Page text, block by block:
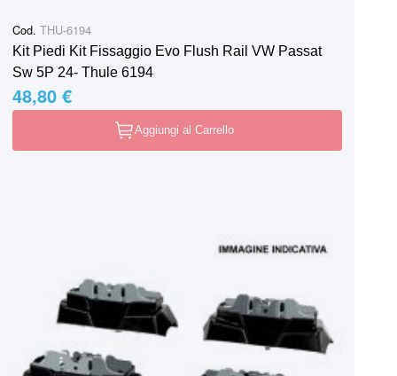
Cod. THU-6194
Kit Piedi Kit Fissaggio Evo Flush Rail VW Passat
Sw 5P 24- Thule 6194
48,80 €
Aggiungi al Carrello